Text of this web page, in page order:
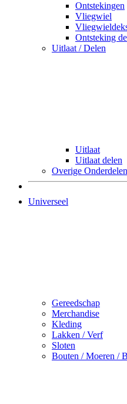
Ontstekingen
Vliegwiel
Ontsteking
Uitlaat / Delen
Uitlaat
Uitlaat delen
Overige Onderdelen
Universeel
Gereedschap
Merchandise
Kleding
Lakken / Verf
Sloten
Bouten / Moeren /